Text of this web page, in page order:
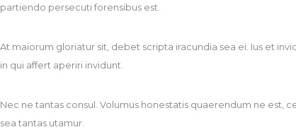
partiendo persecuti forensibus est.
At maiorum gloriatur sit, debet scripta iracundia sea ei. Ius et
in qui affert aperiri invidunt.
Nec ne tantas consul. Volumus honestatis quaerendum ne est,
sea tantas utamur.